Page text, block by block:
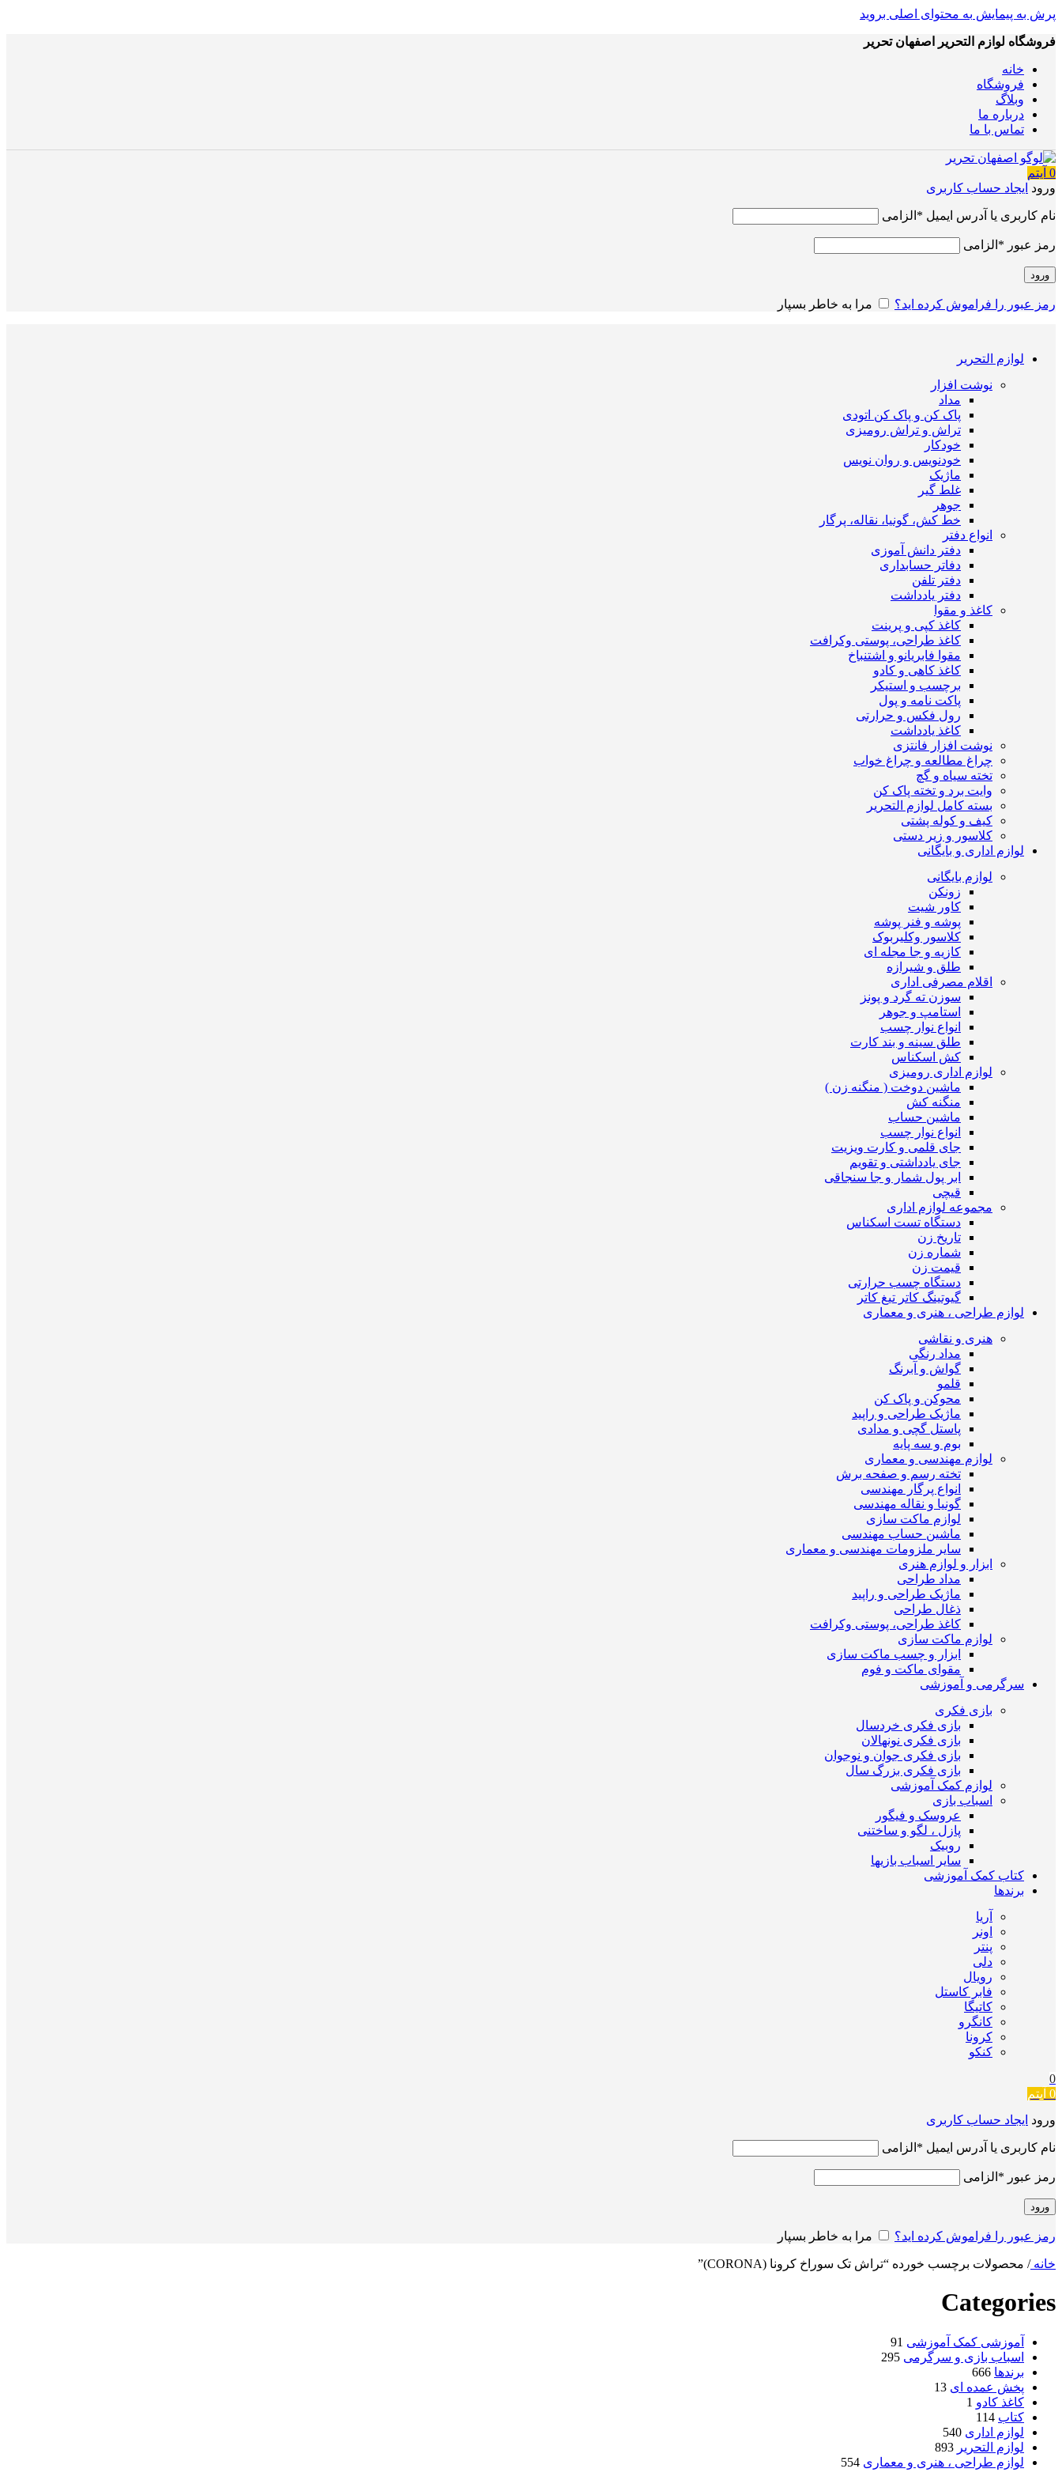
پرش به پیمایش به محتوای اصلی بروید
فروشگاه لوازم التحریر اصفهان تحریر
خانه
فروشگاه
وبلاگ
درباره ما
تماس با ما
0 آیتم
ورود ایجاد حساب کاربری
نام کاربری یا آدرس ایمیل * الزامی
رمز عبور * الزامی
ورود
رمز عبور را فراموش کرده اید؟ مرا به خاطر بسپار
لوازم التحریر
نوشت افزار
مداد
پاک کن و پاک کن اتودی
تراش و تراش رومیزی
خودکار
خودنویس و روان نویس
ماژیک
غلط گیر
جوهر
خط کش، گونیا، نقاله، پرگار
انواع دفتر
دفتر دانش آموزی
دفاتر حسابداری
دفتر تلفن
دفتر یادداشت
کاغذ و مقوا
کاغذ کپی و پرینت
کاغذ طراحی، پوستی وکرافت
مقوا فابریانو و اشتنباخ
کاغذ کاهی و کادو
برچسب و استیکر
پاکت نامه و پول
رول فکس و حرارتی
کاغذ یادداشت
نوشت افزار فانتزی
چراغ مطالعه و چراغ خواب
تخته سیاه و گچ
وایت برد و تخته پاک کن
بسته کامل لوازم التحریر
کیف و کوله پشتی
کلاسور و زیر دستی
لوازم اداری و بایگانی
لوازم بایگانی
زونکن
کاور شیت
پوشه و فنر پوشه
کلاسور وکلیربوک
کازیه و جا مجله ای
طلق و شیرازه
اقلام مصرفی اداری
سوزن ته گرد و پونز
استامپ و جوهر
انواع نوار چسب
طلق سینه و بند کارت
کش اسکناس
لوازم اداری رومیزی
ماشین دوخت ( منگنه زن )
منگنه کش
ماشین حساب
انواع نوار چسب
جای قلمی و کارت ویزیت
جای یادداشتی و تقویم
ابر پول شمار و جا سنجاقی
قیچی
مجموعه لوازم اداری
دستگاه تست اسکناس
تاریخ زن
شماره زن
قیمت زن
دستگاه چسب حرارتی
گیوتینگ کاتر تیغ کاتر
لوازم طراحی ، هنری و معماری
هنری و نقاشی
مداد رنگی
گواش و آبرنگ
قلمو
محوکن و پاک کن
ماژیک طراحی و راپید
پاستل گچی و مدادی
بوم و سه پایه
لوازم مهندسی و معماری
تخته رسم و صفحه برش
انواع پرگار مهندسی
گونیا و نقاله مهندسی
لوازم ماکت سازی
ماشین حساب مهندسی
سایر ملزومات مهندسی و معماری
ابزار و لوازم هنری
مداد طراحی
ماژیک طراحی و راپید
ذغال طراحی
کاغذ طراحی، پوستی وکرافت
لوازم ماکت سازی
ابزار و چسب ماکت سازی
مقوای ماکت و فوم
سرگرمی و آموزشی
بازی فکری
بازی فکری خردسال
بازی فکری نونهالان
بازی فکری جوان و نوجوان
بازی فکری بزرگ سال
لوازم کمک آموزشی
اسباب بازی
عروسک و فیگور
پازل ، لگو و ساختنی
روبیک
سایر اسباب بازیها
کتاب کمک آموزشی
برندها
آریا
اونر
پنتر
دلی
رویال
فابر کاستل
کاتیگا
کانگرو
کرونا
کنکو
0
0 آیتم
ورود ایجاد حساب کاربری
نام کاربری یا آدرس ایمیل * الزامی
رمز عبور * الزامی
ورود
رمز عبور را فراموش کرده اید؟ مرا به خاطر بسپار
خانه/ محصولات برچسب خورده “تراش تک سوراخ کرونا (CORONA)”
Categories
آموزشی کمک آموزشی 91
اسباب بازی و سرگرمی 295
برندها 666
پخش عمده ای 13
کاغذ کادو 1
کتاب 114
لوازم اداری 540
لوازم التحریر 893
لوازم طراحی ، هنری و معماری 554